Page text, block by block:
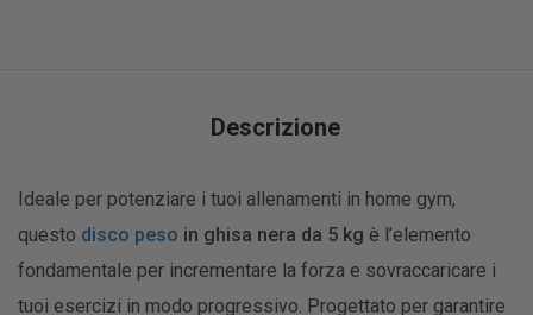
Descrizione
Ideale per potenziare i tuoi allenamenti in home gym,
questo disco peso in ghisa nera da 5 kg è l’elemento
fondamentale per incrementare la forza e sovraccaricare i
tuoi esercizi in modo progressivo. Progettato per garantire